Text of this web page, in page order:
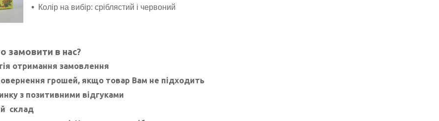
Колір на вибір: сріблястий і червоний
замовити в нас?
отримання замовлення
грошей, якщо товар Вам не підходить
з позитивними відгуками
склад